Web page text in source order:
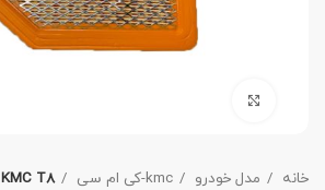
خانه مدل خودرو kmc-کی ام سی KMC T8